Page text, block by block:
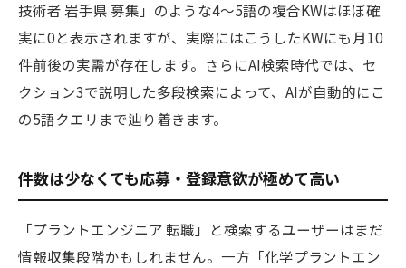
技術者 岩手県 募集」のような4〜5語の複合KWはほぼ確
実に0と表示されますが、実際にはこうしたKWにも月10
件前後の実需が存在します。さらにAI検索時代では、セ
クション3で説明した多段検索によって、AIが自動的にこ
の5語クエリまで辿り着きます。
件数は少なくても応募・登録意欲が極めて高い
「プラントエンジニア 転職」と検索するユーザーはまだ
情報収集段階かもしれません。一方「化学プラントエン